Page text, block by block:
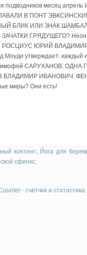
подводников месяц
В ПОНТ
БЛИК ИЛИ ЗНАК
ЗАЧАТКИ ГРЯДУЩЕГО?
ЮРИЙ
утверждает: каждый
САРУХАНОВ: ОДНА
ВЛАДИМИР ИВАНОВИЧ:
миры? Они есть!
контент; Йога для
сфинкс;